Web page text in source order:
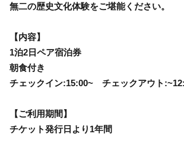
無二の歴史文化体験をご堪能ください。
【内容】
1泊2日ペア宿泊券
朝食付き
チェックイン:15:00~ チェックアウト
【ご利用期間】
チケット発行日より1年間